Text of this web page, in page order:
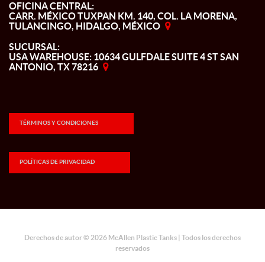
OFICINA CENTRAL:
CARR. MÉXICO TUXPAN KM. 140, COL. LA MORENA,
TULANCINGO, HIDALGO, MÉXICO
SUCURSAL:
USA WAREHOUSE: 10634 GULFDALE SUITE 4 ST SAN
ANTONIO, TX 78216
TÉRMINOS Y CONDICIONES
POLÍTICAS DE PRIVACIDAD
Derechos de autor © 2026 McAllen Plastic Tanks | Todos los derechos
reservados